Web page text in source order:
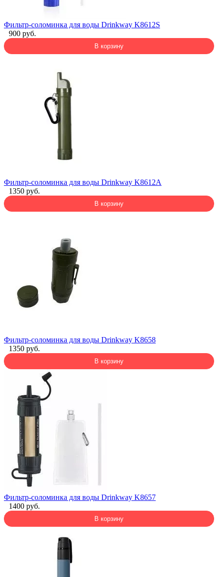
Фильтр-соломинка для воды Drinkway K8612S
900 руб.
В корзину
Фильтр-соломинка для воды Drinkway K8612A
1350 руб.
В корзину
Фильтр-соломинка для воды Drinkway K8658
1350 руб.
В корзину
Фильтр-соломинка для воды Drinkway K8657
1400 руб.
В корзину